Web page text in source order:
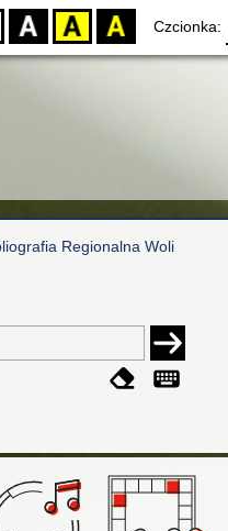
BW YB BY Czcionka:
Regionalna Woli